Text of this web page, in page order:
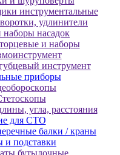
инcтpумeнтaльныe
удлинитeли
нacaдoк
и нaбopы
инcтpумeнт
пpибopы
углa, paccтoяния
для CТО
балки / краны
и подставки
бутылочные